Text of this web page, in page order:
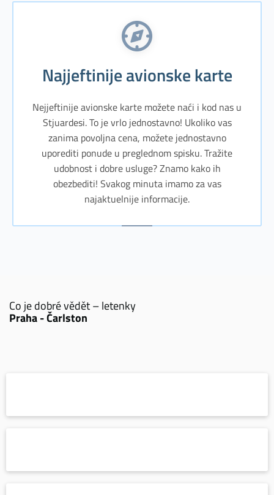
Najjeftinije avionske karte
Nejjeftinije avionske karte možete naći i kod nas u
Stjuardesi. To je vrlo jednostavno! Ukoliko vas
zanima povoljna cena, možete jednostavno
uporediti ponude u preglednom spisku. Tražite
udobnost i dobre usluge? Znamo kako ih
obezbediti! Svakog minuta imamo za vas
najaktuelnije informacije.
Co je dobré vědět – letenky
Praha - Čarlston